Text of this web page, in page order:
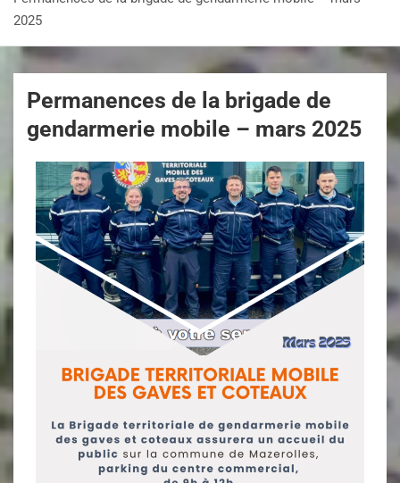
2025
Permanences de la brigade de
gendarmerie mobile – mars 2025